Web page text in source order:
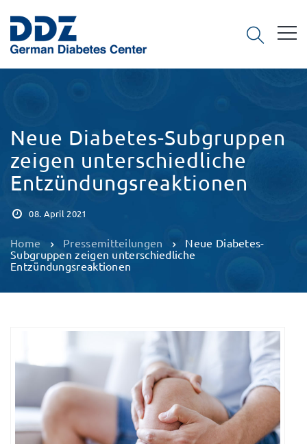
Neue Diabetes-Subgruppen
zeigen unterschiedliche
Entzündungsreaktionen
08. April 2021
Home Pressemitteilungen
Neue Diabetes-
Subgruppen zeigen unterschiedliche
Entzündungsreaktionen